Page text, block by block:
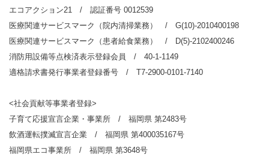
エコアクション21 / 認証番号 0012539
医療関連サービスマーク（院内清掃業務） / G(10)-2010400198
医療関連サービスマーク（患者給食業務） / D(5)-2102400246
消防用設備等点検済表示登録会員 / 40-1-1149
適格請求書発行事業者登録番号 / T7-2900-0101-7140
<社会貢献等事業者登録>
子育て応援宣言企業・事業所 / 福岡県 第2483号
飲酒運転撲滅宣言企業 / 福岡県 第400035167号
福岡県エコ事業所 / 福岡県 第3648号